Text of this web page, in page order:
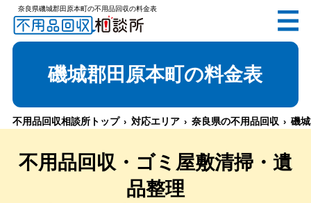
奈良県磯城郡田原本町の不用品回収の料金表
電話で無料お見積り（受付 8:30-17:30）
磯城郡田原本町の料金表
不用品回収相談所トップ 対応エリア 奈良県の不用品回収 磯
不用品回収・ゴミ屋敷清掃・遺
品整理